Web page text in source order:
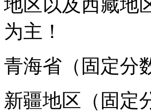
地区以及西藏地
为主！
青海省（固定分
新疆地区（固定